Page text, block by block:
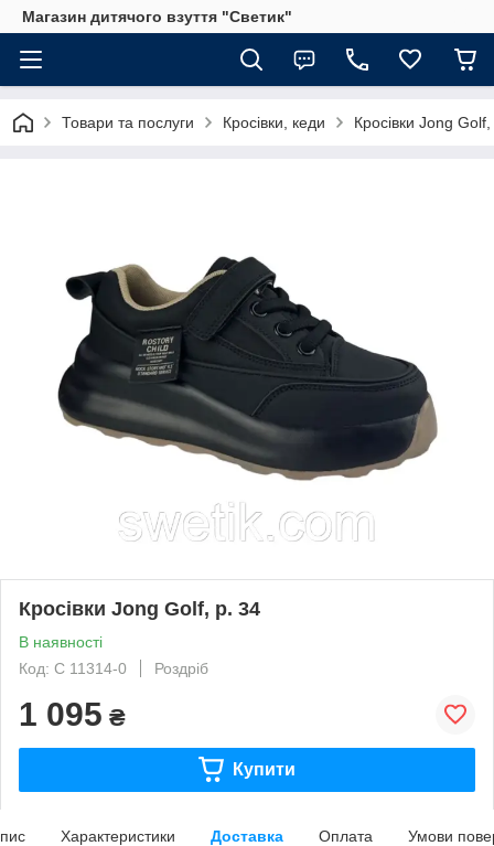
Магазин дитячого взуття "Светик"
Товари та послуги Кросівки, кеди Кросівки Jong
Кросівки Jong Golf, р. 34
В наявності
Код: С 11314-0
Роздріб
1 095 ₴
Купити
Характеристики Доставка Оплата Умови